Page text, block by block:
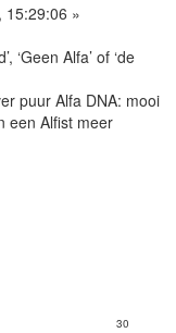
15:29:06 »
‘Geen Alfa’ of ‘de
puur Alfa DNA: mooi
een Alfist meer
30